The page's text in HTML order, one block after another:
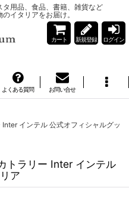
用品、食品、書籍、雑貨など
イタリアをお届け。
カート 新規登録 ログイン
よくある質問 お問い合せ
インテル 公式オフィシャルグッ
トラリー Inter インテル
ア